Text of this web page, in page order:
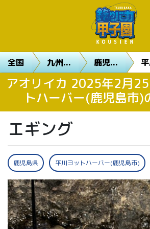
全国 九州... 鹿児...
アオリイカ 2025年2月
トハーバー(鹿児島市)
エギング
鹿児島県 平川ヨットハーバー(鹿児島市)